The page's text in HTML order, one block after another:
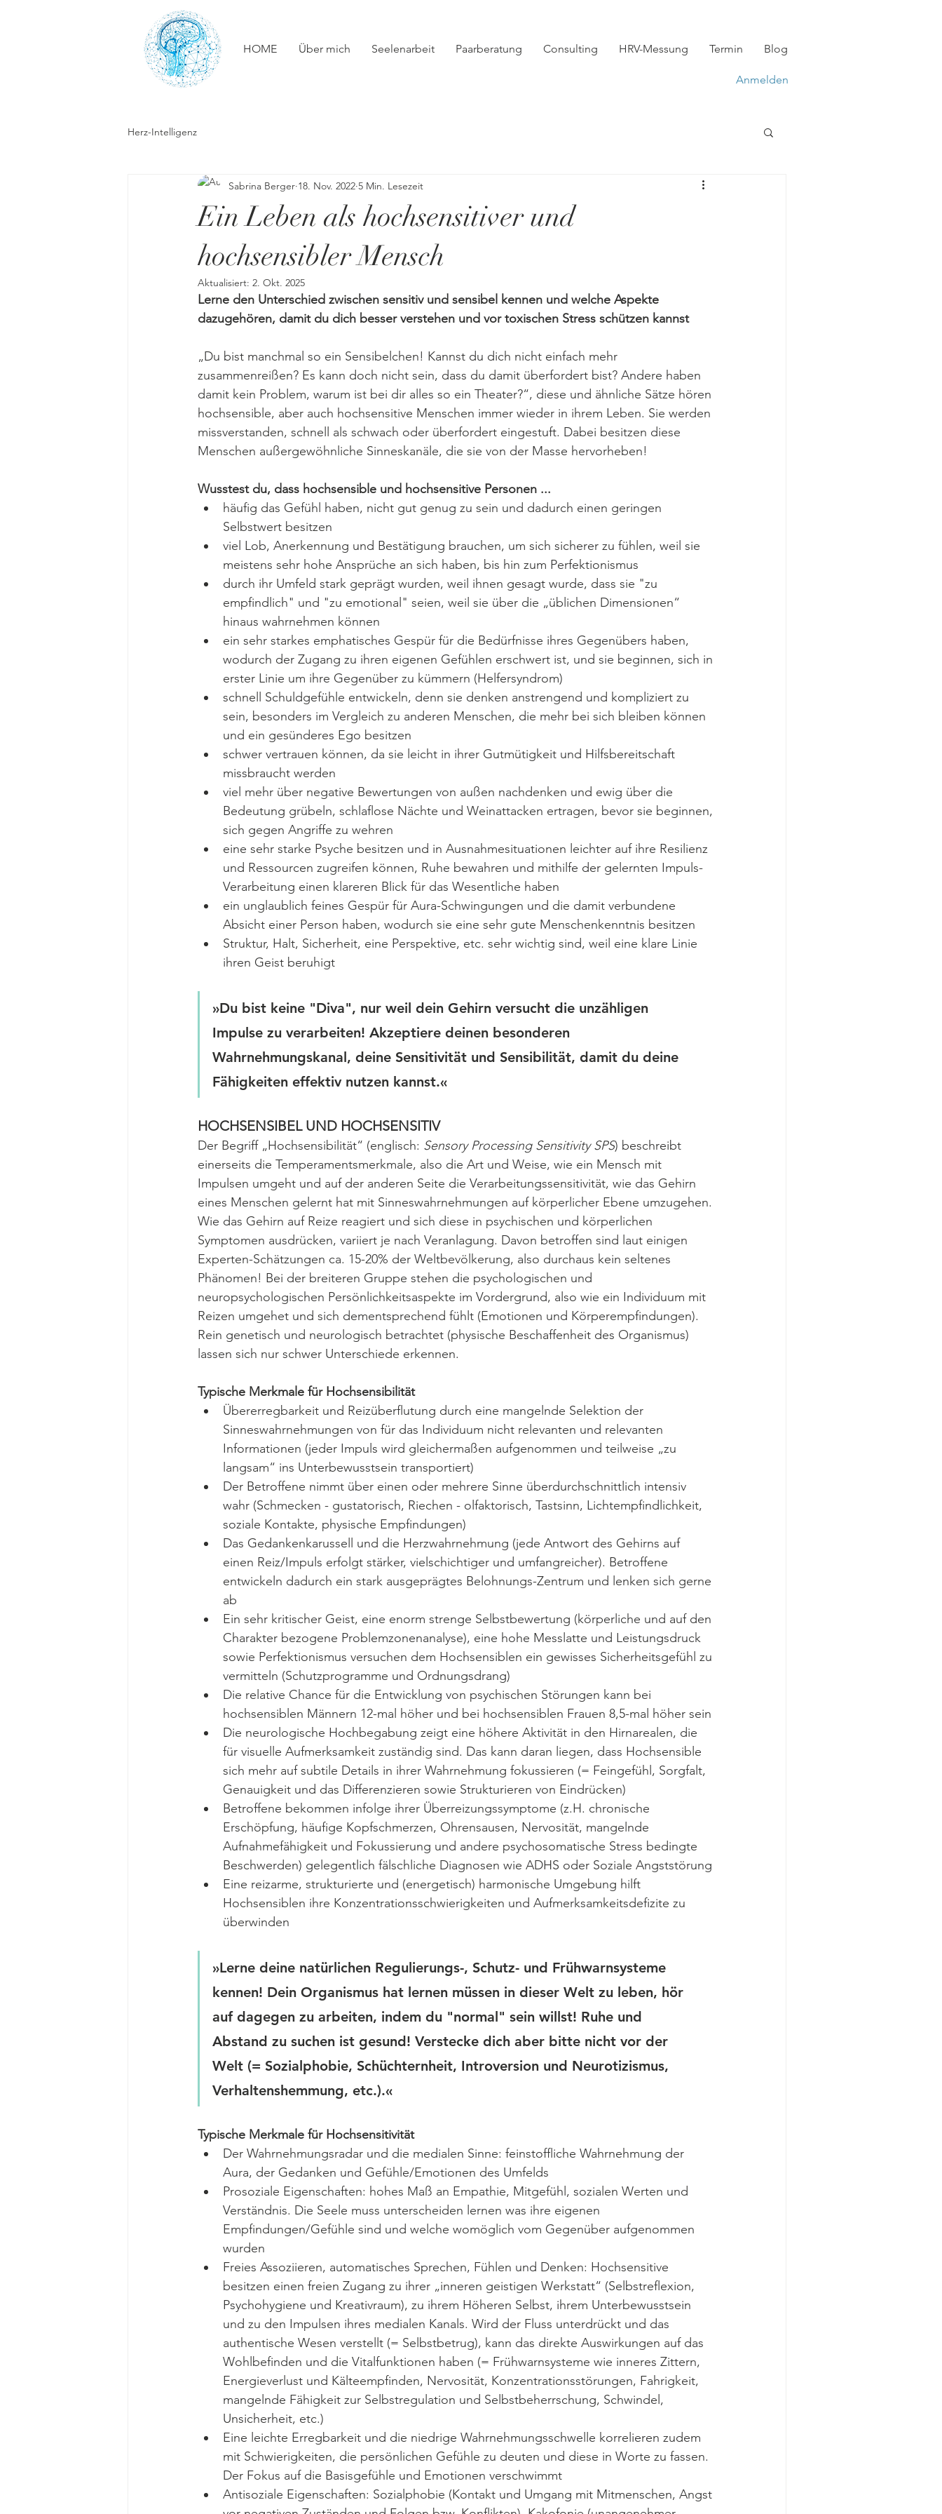
HOME Über mich Seelenarbeit Paarberatung Consulting HRV-Messung Termin Blog
Anmelden
Herz-Intelligenz
Ein Leben als hochsensitiver und
hochsensibler Mensch
Sabrina Berger 18. Nov. 2022 5 Min. Lesezeit
Aktualisiert: 2. Okt. 2025
Lerne den Unterschied zwischen sensitiv und sensibel kennen und welche Aspekte
dazugehören, damit du dich besser verstehen und vor toxischen Stress schützen kannst
„Du bist manchmal so ein Sensibelchen! Kannst du dich nicht einfach mehr
zusammenreißen? Es kann doch nicht sein, dass du damit überfordert bist? Andere haben
damit kein Problem, warum ist bei dir alles so ein Theater?“, diese und ähnliche Sätze hören
hochsensible, aber auch hochsensitive Menschen immer wieder in ihrem Leben. Sie werden
missverstanden, schnell als schwach oder überfordert eingestuft. Dabei besitzen diese
Menschen außergewöhnliche Sinneskanäle, die sie von der Masse hervorheben!
Wusstest du, dass hochsensible und hochsensitive Personen ...
häufig das Gefühl haben, nicht gut genug zu sein und dadurch einen geringen
Selbstwert besitzen
viel Lob, Anerkennung und Bestätigung brauchen, um sich sicherer zu fühlen, weil sie
meistens sehr hohe Ansprüche an sich haben, bis hin zum Perfektionismus
durch ihr Umfeld stark geprägt wurden, weil ihnen gesagt wurde, dass sie "zu
empfindlich" und "zu emotional" seien, weil sie über die „üblichen Dimensionen“
hinaus wahrnehmen können
ein sehr starkes emphatisches Gespür für die Bedürfnisse ihres Gegenübers haben,
wodurch der Zugang zu ihren eigenen Gefühlen erschwert ist, und sie beginnen, sich in
erster Linie um ihre Gegenüber zu kümmern (Helfersyndrom)
schnell Schuldgefühle entwickeln, denn sie denken anstrengend und kompliziert zu
sein, besonders im Vergleich zu anderen Menschen, die mehr bei sich bleiben können
und ein gesünderes Ego besitzen
schwer vertrauen können, da sie leicht in ihrer Gutmütigkeit und Hilfsbereitschaft
missbraucht werden
viel mehr über negative Bewertungen von außen nachdenken und ewig über die
Bedeutung grübeln, schlaflose Nächte und Weinattacken ertragen, bevor sie beginnen,
sich gegen Angriffe zu wehren
eine sehr starke Psyche besitzen und in Ausnahmesituationen leichter auf ihre Resilienz
und Ressourcen zugreifen können, Ruhe bewahren und mithilfe der gelernten Impuls-
Verarbeitung einen klareren Blick für das Wesentliche haben
ein unglaublich feines Gespür für Aura-Schwingungen und die damit verbundene
Absicht einer Person haben, wodurch sie eine sehr gute Menschenkenntnis besitzen
Struktur, Halt, Sicherheit, eine Perspektive, etc. sehr wichtig sind, weil eine klare Linie
ihren Geist beruhigt
»Du bist keine "Diva", nur weil dein Gehirn versucht die unzähligen
Impulse zu verarbeiten! Akzeptiere deinen besonderen
Wahrnehmungskanal, deine Sensitivität und Sensibilität, damit du deine
Fähigkeiten effektiv nutzen kannst.«
HOCHSENSIBEL UND HOCHSENSITIV
Der Begriff „Hochsensibilität“ (englisch: Sensory Processing Sensitivity SPS) beschreibt
einerseits die Temperamentsmerkmale, also die Art und Weise, wie ein Mensch mit
Impulsen umgeht und auf der anderen Seite die Verarbeitungssensitivität, wie das Gehirn
eines Menschen gelernt hat mit Sinneswahrnehmungen auf körperlicher Ebene umzugehen.
Wie das Gehirn auf Reize reagiert und sich diese in psychischen und körperlichen
Symptomen ausdrücken, variiert je nach Veranlagung. Davon betroffen sind laut einigen
Experten-Schätzungen ca. 15-20% der Weltbevölkerung, also durchaus kein seltenes
Phänomen! Bei der breiteren Gruppe stehen die psychologischen und
neuropsychologischen Persönlichkeitsaspekte im Vordergrund, also wie ein Individuum mit
Reizen umgehet und sich dementsprechend fühlt (Emotionen und Körperempfindungen).
Rein genetisch und neurologisch betrachtet (physische Beschaffenheit des Organismus)
lassen sich nur schwer Unterschiede erkennen.
Typische Merkmale für Hochsensibilität
Übererregbarkeit und Reizüberflutung durch eine mangelnde Selektion der
Sinneswahrnehmungen von für das Individuum nicht relevanten und relevanten
Informationen (jeder Impuls wird gleichermaßen aufgenommen und teilweise „zu
langsam“ ins Unterbewusstsein transportiert)
Der Betroffene nimmt über einen oder mehrere Sinne überdurchschnittlich intensiv
wahr (Schmecken - gustatorisch, Riechen - olfaktorisch, Tastsinn, Lichtempfindlichkeit,
soziale Kontakte, physische Empfindungen)
Das Gedankenkarussell und die Herzwahrnehmung (jede Antwort des Gehirns auf
einen Reiz/Impuls erfolgt stärker, vielschichtiger und umfangreicher). Betroffene
entwickeln dadurch ein stark ausgeprägtes Belohnungs-Zentrum und lenken sich gerne
ab
Ein sehr kritischer Geist, eine enorm strenge Selbstbewertung (körperliche und auf den
Charakter bezogene Problemzonenanalyse), eine hohe Messlatte und Leistungsdruck
sowie Perfektionismus versuchen dem Hochsensiblen ein gewisses Sicherheitsgefühl zu
vermitteln (Schutzprogramme und Ordnungsdrang)
Die relative Chance für die Entwicklung von psychischen Störungen kann bei
hochsensiblen Männern 12-mal höher und bei hochsensiblen Frauen 8,5-mal höher sein
Die neurologische Hochbegabung zeigt eine höhere Aktivität in den Hirnarealen, die
für visuelle Aufmerksamkeit zuständig sind. Das kann daran liegen, dass Hochsensible
sich mehr auf subtile Details in ihrer Wahrnehmung fokussieren (= Feingefühl, Sorgfalt,
Genauigkeit und das Differenzieren sowie Strukturieren von Eindrücken)
Betroffene bekommen infolge ihrer Überreizungssymptome (z.H. chronische
Erschöpfung, häufige Kopfschmerzen, Ohrensausen, Nervosität, mangelnde
Aufnahmefähigkeit und Fokussierung und andere psychosomatische Stress bedingte
Beschwerden) gelegentlich fälschliche Diagnosen wie ADHS oder Soziale Angststörung
Eine reizarme, strukturierte und (energetisch) harmonische Umgebung hilft
Hochsensiblen ihre Konzentrationsschwierigkeiten und Aufmerksamkeitsdefizite zu
überwinden
»Lerne deine natürlichen Regulierungs-, Schutz- und Frühwarnsysteme
kennen! Dein Organismus hat lernen müssen in dieser Welt zu leben, hör
auf dagegen zu arbeiten, indem du "normal" sein willst! Ruhe und
Abstand zu suchen ist gesund! Verstecke dich aber bitte nicht vor der
Welt (= Sozialphobie, Schüchternheit, Introversion und Neurotizismus,
Verhaltenshemmung, etc.).«
Typische Merkmale für Hochsensitivität
Der Wahrnehmungsradar und die medialen Sinne: feinstoffliche Wahrnehmung der
Aura, der Gedanken und Gefühle/Emotionen des Umfelds
Prosoziale Eigenschaften: hohes Maß an Empathie, Mitgefühl, sozialen Werten und
Verständnis. Die Seele muss unterscheiden lernen was ihre eigenen
Empfindungen/Gefühle sind und welche womöglich vom Gegenüber aufgenommen
wurden
Freies Assoziieren, automatisches Sprechen, Fühlen und Denken: Hochsensitive
besitzen einen freien Zugang zu ihrer „inneren geistigen Werkstatt“ (Selbstreflexion,
Psychohygiene und Kreativraum), zu ihrem Höheren Selbst, ihrem Unterbewusstsein
und zu den Impulsen ihres medialen Kanals. Wird der Fluss unterdrückt und das
authentische Wesen verstellt (= Selbstbetrug), kann das direkte Auswirkungen auf das
Wohlbefinden und die Vitalfunktionen haben (= Frühwarnsysteme wie inneres Zittern,
Energieverlust und Kälteempfinden, Nervosität, Konzentrationsstörungen, Fahrigkeit,
mangelnde Fähigkeit zur Selbstregulation und Selbstbeherrschung, Schwindel,
Unsicherheit, etc.)
Eine leichte Erregbarkeit und die niedrige Wahrnehmungsschwelle korrelieren zudem
mit Schwierigkeiten, die persönlichen Gefühle zu deuten und diese in Worte zu fassen.
Der Fokus auf die Basisgefühle und Emotionen verschwimmt
Antisoziale Eigenschaften: Sozialphobie (Kontakt und Umgang mit Mitmenschen, Angst